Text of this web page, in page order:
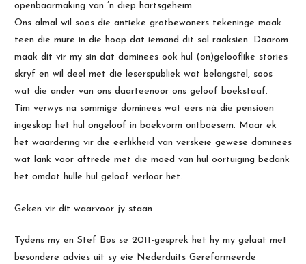
openbaarmaking van ’n diep hartsgeheim.
Ons almal wil soos die antieke grotbewoners tekeninge maak
teen die mure in die hoop dat iemand dit sal raaksien. Daarom
maak dit vir my sin dat dominees ook hul (on)gelooflike stories
skryf en wil deel met die leserspubliek wat belangstel, soos
wat die ander van ons daarteenoor ons geloof boekstaaf.
Tim verwys na sommige dominees wat eers ná die pensioen
ingeskop het hul ongeloof in boekvorm ontboesem. Maar ek
het waardering vir die eerlikheid van verskeie gewese dominees
wat lank voor aftrede met die moed van hul oortuiging bedank
het omdat hulle hul geloof verloor het.
Geken vir dít waarvoor jy staan
Tydens my en Stef Bos se 2011-gesprek het hy my gelaat met
besondere advies uit sy eie Nederduits Gereformeerde